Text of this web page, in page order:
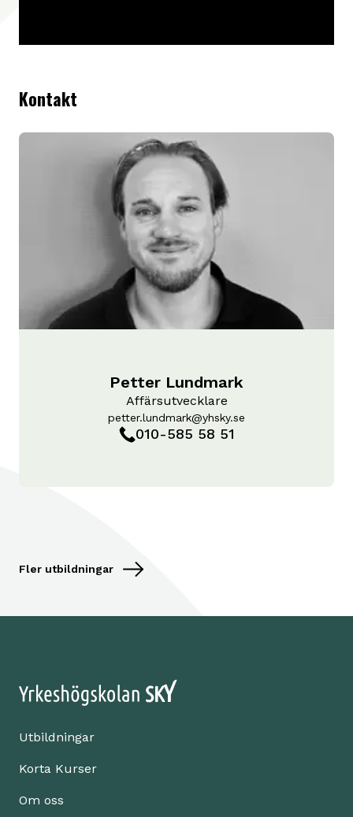
Kontakt
Petter Lundmark
Affärsutvecklare
petter.lundmark@yhsky.se
010-585 58 51
Fler utbildningar
Utbildningar
Korta Kurser
Om oss